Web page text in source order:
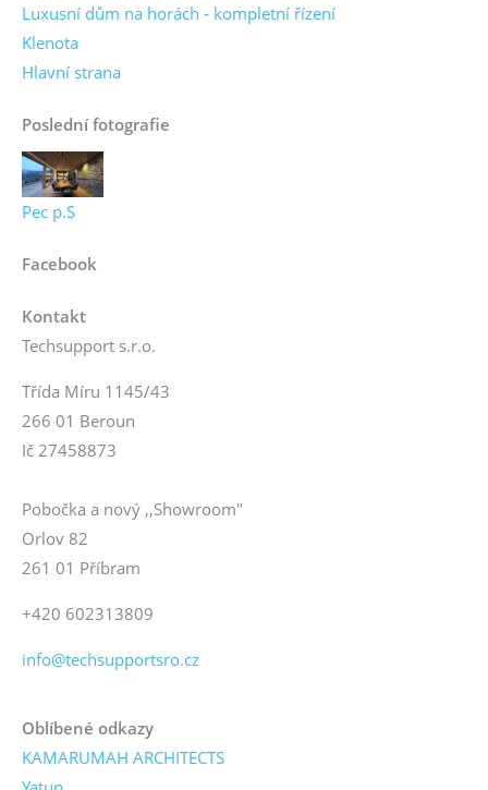
Luxusní dům na horách - kompletní řízení
Klenota
Hlavní strana
Poslední fotografie
Pec p.S
Facebook
Kontakt
Techsupport s.r.o.
Třída Míru 1145/43
266 01 Beroun
Ič 27458873
Pobočka a nový ,,Showroom"
Orlov 82
261 01 Příbram
+420 602313809
info@techsupportsro.cz
Oblíbené odkazy
KAMARUMAH ARCHITECTS